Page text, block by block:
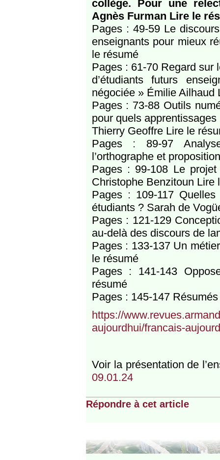
collège. Pour une
Agnès Furman Lire le
Pages : 49-59 Le
enseignants pour mieux
le résumé
Pages : 61-70 Regard sur
d’étudiants futurs
négociée » Émilie Ailhaud
Pages : 73-88 Outils
pour quels
Thierry Geoffre Lire le
Pages : 89-97
l’orthographe et
Pages : 99-108 Le
Christophe Benzitoun Lire
Pages : 109-117
étudiants ? Sarah de
Pages : 121-129
au-delà des discours de
Pages : 133-137 Un
le résumé
Pages : 141-143
résumé
Pages : 145-147
https://
aujourdhui/francais-
Voir la présentation de
09.01.24
Répondre à cet article